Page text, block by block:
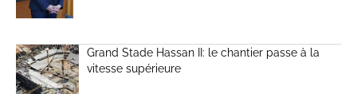
Grand Stade Hassan II: le chantier passe à la
vitesse supérieure